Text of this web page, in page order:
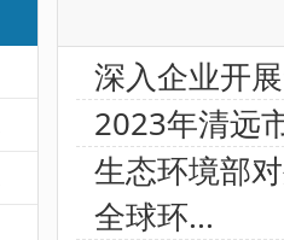
深入企业开
2023年清远
生态环境部
全球环...